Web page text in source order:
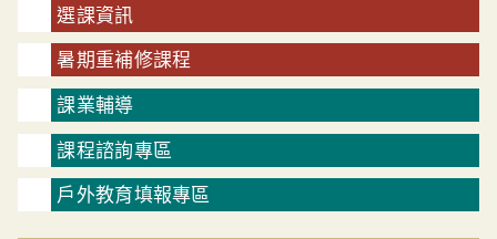
選課資訊
暑期重補修課程
課業輔導
課程諮詢專區
戶外教育填報專區